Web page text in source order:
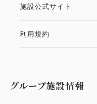
施設公式サイト
利用規約
グループ施設情報